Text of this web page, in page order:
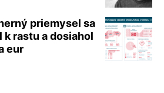
priemysel sa
rastu a dosiahol
eur